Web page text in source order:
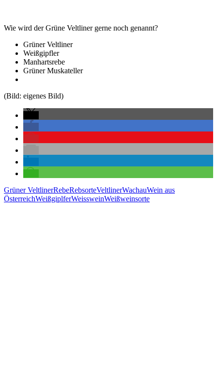
Wie wird der Grüne Veltliner gerne noch genannt?
Grüner Veltliner
Weißgipfler
Manhartsrebe
Grüner Muskateller
(Bild: eigenes Bild)
Grüner VeltlinerRebeRebsorteVeltlinerWachauWein aus
ÖsterreichWeißgiplferWeissweinWeißweinsorte